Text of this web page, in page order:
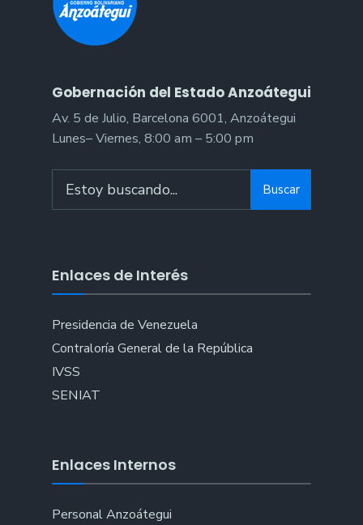
Gobernación del Estado Anzoátegui
Av. 5 de Julio, Barcelona 6001, Anzoátegui
Lunes– Viernes, 8:00 am – 5:00 pm
for:
Buscar
Enlaces de Interés
Presidencia de Venezuela
Contraloría General de la República
IVSS
SENIAT
Enlaces Internos
Personal Anzoátegui